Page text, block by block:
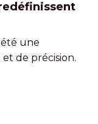
une
de précision.